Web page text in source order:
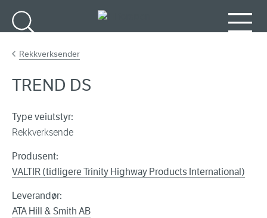
Rekkverksender
TREND DS
Type veiutstyr:
Rekkverksende
Produsent:
VALTIR (tidligere Trinity Highway Products International)
Leverandør:
ATA Hill & Smith AB